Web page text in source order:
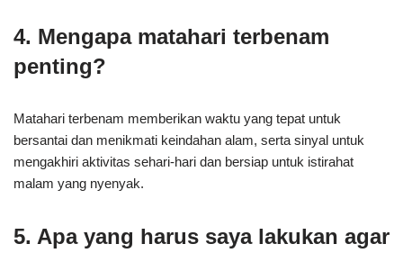
4. Mengapa matahari terbenam
penting?
Matahari terbenam memberikan waktu yang tepat untuk
bersantai dan menikmati keindahan alam, serta sinyal untuk
mengakhiri aktivitas sehari-hari dan bersiap untuk istirahat
malam yang nyenyak.
5. Apa yang harus saya lakukan agar